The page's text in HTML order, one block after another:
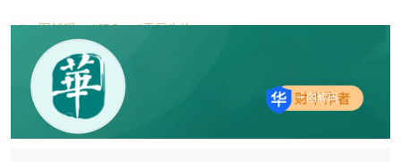
#一图解码 #IPO #天辰生物
一图解码